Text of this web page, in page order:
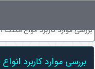
بررسی موارد کاربرد انواع
بررسی موارد کاربرد